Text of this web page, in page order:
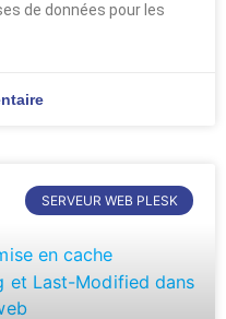
de données pour les
SERVEUR WEB PLESK